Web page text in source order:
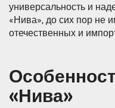
универсальность и
«Нива», до сих пор не
отечественных и
«Нива»